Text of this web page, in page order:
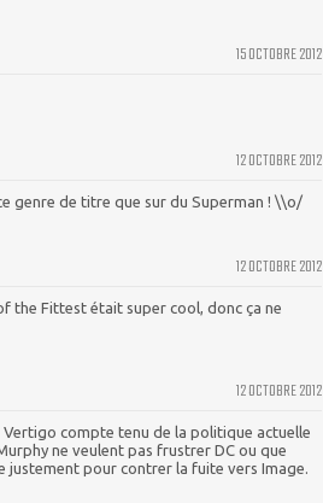
15 OCTOBRE 2012
12 OCTOBRE 2012
genre de titre que sur du Superman ! \\o/
12 OCTOBRE 2012
the Fittest était super cool, donc ça ne
12 OCTOBRE 2012
Vertigo compte tenu de la politique actuelle
ne veulent pas frustrer DC ou que
justement pour contrer la fuite vers Image.